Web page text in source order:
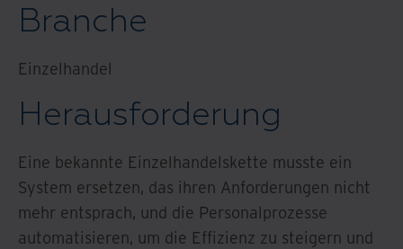
Branche
Einzelhandel
Herausforderung
Eine bekannte Einzelhandelskette musste ein
System ersetzen, das ihren Anforderungen nicht
mehr entsprach, und die Personalprozesse
automatisieren, um die Effizienz zu steigern und